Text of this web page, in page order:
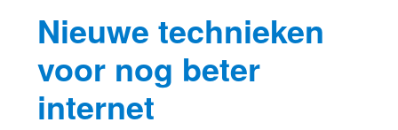
Nieuwe technieken
voor nog beter
internet